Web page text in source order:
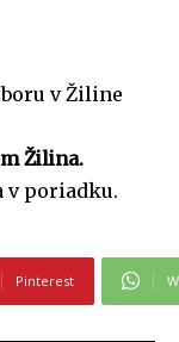
v Žiline
Žilina.
v poriadku.
Pinterest